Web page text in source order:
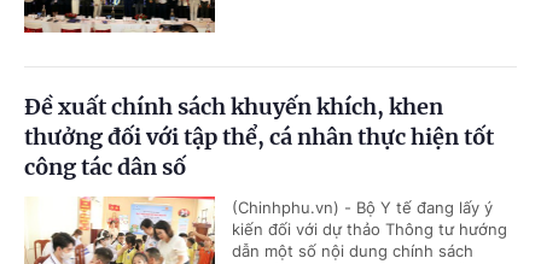
Đề xuất chính sách khuyến khích, khen
thưởng đối với tập thể, cá nhân thực hiện tốt
công tác dân số
(Chinhphu.vn) - Bộ Y tế đang lấy ý
kiến đối với dự thảo Thông tư hướng
dẫn một số nội dung chính sách